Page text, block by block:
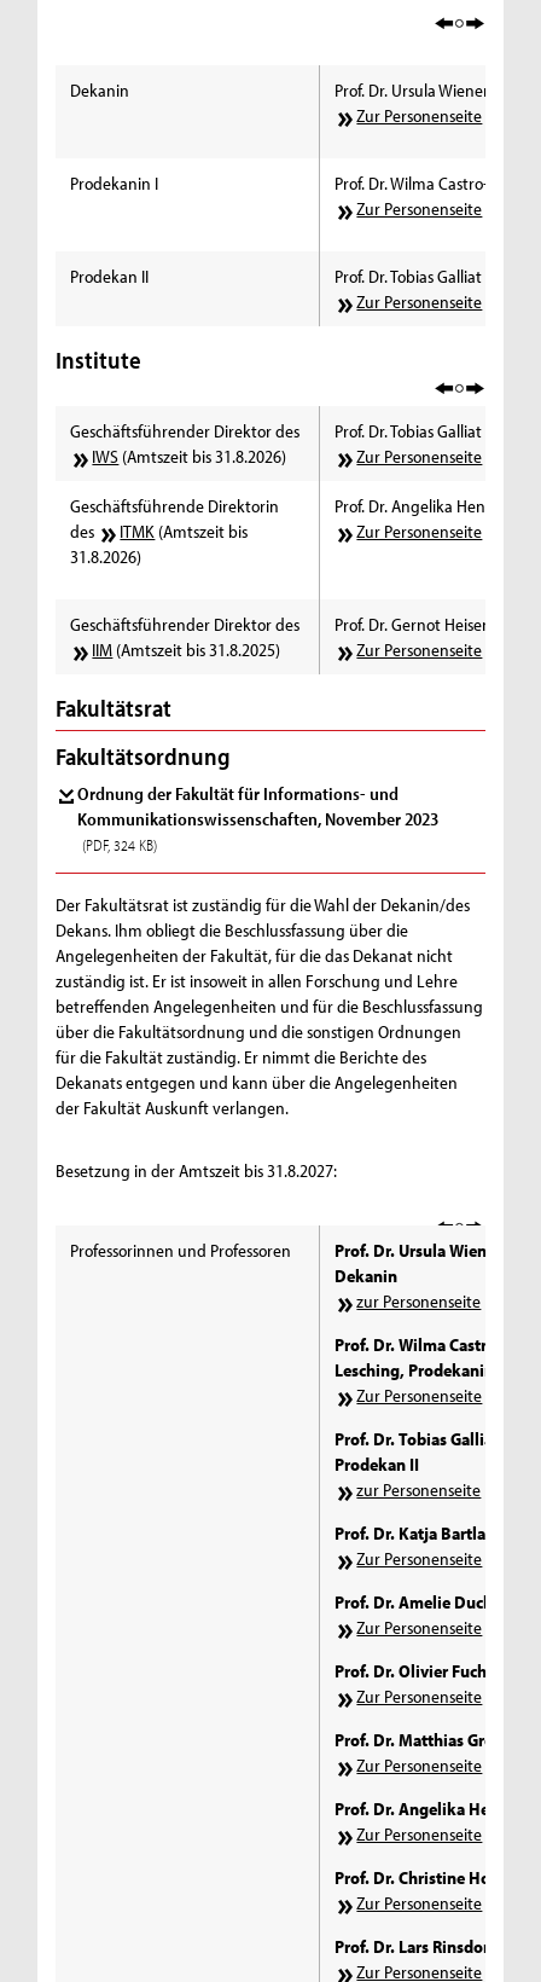
Dekanin
Prof. Dr. Ursula Wienen
Zur Personenseite
Prodekanin I
Prof. Dr. Wilma Castro-
Zur Personenseite
Prodekan II
Prof. Dr. Tobias Galliat
Zur Personenseite
Institute
Geschäftsführender Direktor des
IWS (Amtszeit bis 31.8.2026)
Prof. Dr. Tobias Galliat
Zur Personenseite
Geschäftsführende Direktorin
des
ITMK (Amtszeit bis
31.8.2026)
Prof. Dr. Angelika Hennecke
Zur Personenseite
Geschäftsführender Direktor des
IIM (Amtszeit bis 31.8.2025)
Prof. Dr. Gernot Heisenberg
Zur Personenseite
Fakultätsrat
Fakultätsordnung
Ordnung der Fakultät für Informations- und
Kommunikationswissenschaften, November 2023
(PDF, 324 KB)
Der Fakultätsrat ist zuständig für die Wahl der Dekanin/des
Dekans. Ihm obliegt die Beschlussfassung über die
Angelegenheiten der Fakultät, für die das Dekanat nicht
zuständig ist. Er ist insoweit in allen Forschung und Lehre
betreffenden Angelegenheiten und für die Beschlussfassung
über die Fakultätsordnung und die sonstigen Ordnungen
für die Fakultät zuständig. Er nimmt die Berichte des
Dekanats entgegen und kann über die Angelegenheiten
der Fakultät Auskunft verlangen.
Besetzung in der Amtszeit bis 31.8.2027:
Professorinnen und Professoren
Prof. Dr. Ursula Wienen,
Dekanin
zur Personenseite
Prof. Dr. Wilma Castro-
Lesching, Prodekanin I
Zur Personenseite
Prof. Dr. Tobias Galliat,
Prodekan II
zur Personenseite
Prof. Dr. Katja Bartlakowski
Zur Personenseite
Prof. Dr. Amelie Duckwitz
Zur Personenseite
Prof. Dr. Olivier Fuchs
Zur Personenseite
Prof. Dr. Matthias Groß
Zur Personenseite
Prof. Dr. Angelika
Zur Personenseite
Prof. Dr. Christine Horz-
Zur Personenseite
Prof. Dr. Lars Rinsdorf
Zur Personenseite